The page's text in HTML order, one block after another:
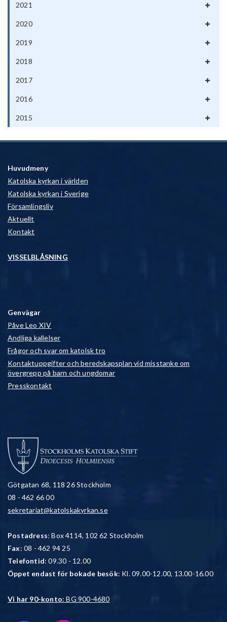
2021
2020
2019
2018
2017
2016
2015
Huvudmeny
Katolska kyrkan i världen
Katolska kyrkan i Sverige
Församlingsliv
Aktuellt
Kontakt
VISSELBLÅSNING
Genvägar
Påve Leo XIV
Andliga kallelser
Frågor och svar om katolsk tro
Kontaktuppgifter och beredskapsplan vid misstanke om
övergrepp på barn och ungdomar
Presskontakt
Götgatan 68, 118 26 Stockholm
08 - 462 66 00
sekretariat@katolskakyrkan.se
Postadress: Box 4114, 102 62 Stockholm
Fax: 08 - 462 94 25
Telefontid: 09.30 - 12.00
Öppet endast för bokade besök: Kl. 09.00-12.00, 13.00-16.00
Vi har 90-konto: BG 900-4680